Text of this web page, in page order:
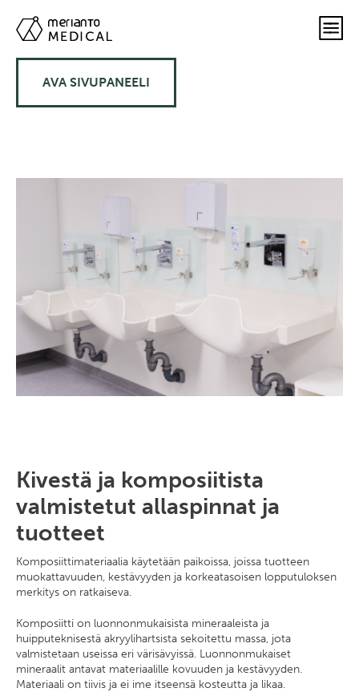
AVA SIVUPANEELI
Kivestä ja komposiitista
valmistetut allaspinnat ja
tuotteet
Komposiittimateriaalia käytetään paikoissa, joissa tuotteen
muokattavuuden, kestävyyden ja korkeatasoisen lopputuloksen
merkitys on ratkaiseva.
Komposiitti on luonnonmukaisista mineraaleista ja
huipputeknisestä akryylihartsista sekoitettu massa, jota
valmistetaan useissa eri värisävyissä. Luonnonmukaiset
mineraalit antavat materiaalille kovuuden ja kestävyyden.
Materiaali on tiivis ja ei ime itseensä kosteutta ja likaa.